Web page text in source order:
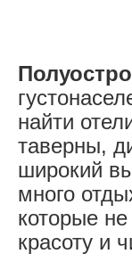
найти
таверны,
широкий
много
которые
красоту и